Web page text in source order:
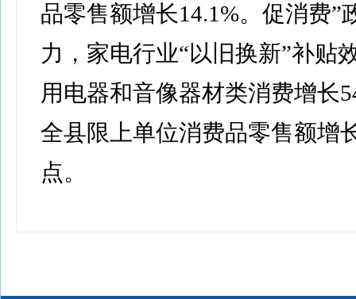
品零售额增长14.1%。促消费”
力，家电行业“以旧换新”补贴
用电器和音像器材类消费增长
全县限上单位消费品零售额增
点。